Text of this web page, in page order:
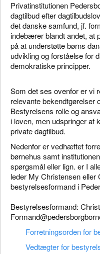
Privatinstitutionen
dagtilbud efter
det danske samfund, jf.
indebærer blandt andet, at
på at understøtte børns
udvikling og forståelse for
demokratiske principper.
Som det ses ovenfor er vi
relevante bekendtgørelser
Bestyrelsens rolle og
i loven, men udspringer af
private dagtilbud.
Nedenfor er vedhæftet
børnehus samt
spørgsmål eller lign. er I
leder My Christensen eller
bestyrelsesformand i
Bestyrelsesformand:
Forretningsorden for
Vedtægter for